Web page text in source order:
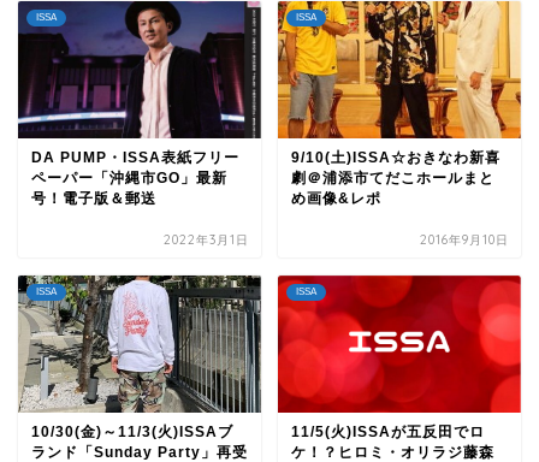
ISSA
DA PUMP・ISSA表紙フリー
ペーパー「沖縄市GO」最新
号！電子版＆郵送
2022年3月1日
ISSA
9/10(土)ISSA☆おきなわ新喜
劇＠浦添市てだこホールまと
め画像&レポ
2016年9月10日
ISSA
10/30(金)～11/3(火)ISSAブ
ランド「Sunday Party」再受
ISSA
11/5(火)ISSAが五反田でロ
ケ！？ヒロミ・オリラジ藤森